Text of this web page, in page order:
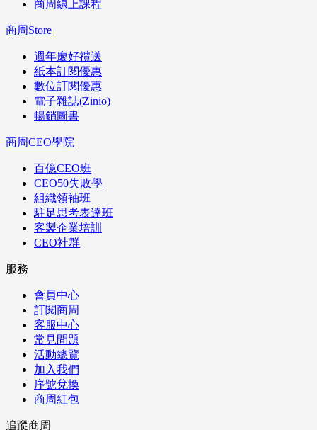
商周線上課程
商周Store
週年慶好禮送
紙本訂閱優惠
數位訂閱優惠
電子雜誌(Zinio)
暢銷圖書
商周CEO學院
百億CEO班
CEO50失敗學
組織領袖班
駐足思考表達班
客製企業培訓
CEO社群
服務
會員中心
訂閱商周
客服中心
常見問題
活動總覽
加入我們
序號兌換
商周紅包
追蹤商周